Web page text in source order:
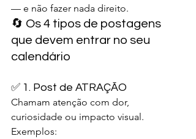
— e não fazer nada direito.
🔄 Os 4 tipos de postagens
que devem entrar no seu
calendário
✅ 1. Post de ATRAÇÃO
Chamam atenção com dor,
curiosidade ou impacto visual.
Exemplos: